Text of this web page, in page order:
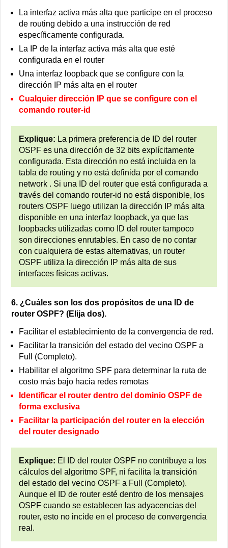
La interfaz activa más alta que participe en el proceso
de routing debido a una instrucción de red
específicamente configurada.
La IP de la interfaz activa más alta que esté
configurada en el router
Una interfaz loopback que se configure con la
dirección IP más alta en el router
Cualquier dirección IP que se configure con el
comando router-id
Explique: La primera preferencia de ID del router
OSPF es una dirección de 32 bits explícitamente
configurada. Esta dirección no está incluida en la
tabla de routing y no está definida por el comando
network . Si una ID del router que está configurada a
través del comando router-id no está disponible, los
routers OSPF luego utilizan la dirección IP más alta
disponible en una interfaz loopback, ya que las
loopbacks utilizadas como ID del router tampoco
son direcciones enrutables. En caso de no contar
con cualquiera de estas alternativas, un router
OSPF utiliza la dirección IP más alta de sus
interfaces físicas activas.
6. ¿Cuáles son los dos propósitos de una ID de
router OSPF? (Elija dos).
Facilitar el establecimiento de la convergencia de red.
Facilitar la transición del estado del vecino OSPF a
Full (Completo).
Habilitar el algoritmo SPF para determinar la ruta de
costo más bajo hacia redes remotas
Identificar el router dentro del dominio OSPF de
forma exclusiva
Facilitar la participación del router en la elección
del router designado
Explique: El ID del router OSPF no contribuye a los
cálculos del algoritmo SPF, ni facilita la transición
del estado del vecino OSPF a Full (Completo).
Aunque el ID de router esté dentro de los mensajes
OSPF cuando se establecen las adyacencias del
router, esto no incide en el proceso de convergencia
real.